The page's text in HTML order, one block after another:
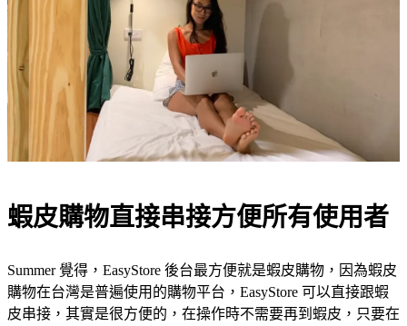
蝦皮購物直接串接方便所有使用者
Summer 覺得，EasyStore 後台最方便就是蝦皮購物，因為蝦皮
購物在台灣是普遍使用的購物平台，EasyStore 可以直接跟蝦
皮串接，其實是很方便的，在操作時不需要再到蝦皮，只要在